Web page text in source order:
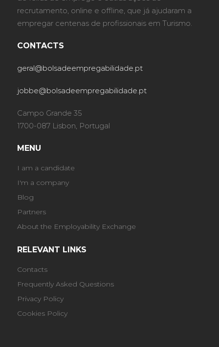
recrutamento, online e offline, que já ajudaram a
empregar centenas de profissionais em Turismo.
CONTACTS
geral@bolsadeempregabilidade.pt
jobbe@bolsadeempregabilidade.pt
Campo Grande 35
1700-087 Lisbon, Portugal
MENU
I am a candidate
I'm a company
Blog
Partners
About the Employability Exchange
RELEVANT LINKS
Contacts
Frequently Asked Questions
Privacy Policy
Cookies Policy